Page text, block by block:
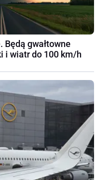
Będą gwałtowne
i wiatr do 100 km/h